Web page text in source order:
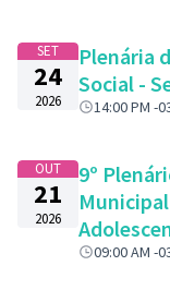
SET
24
2026
Plenária
Social -
14:00 PM -
OUT
21
2026
9º
09:00 AM -